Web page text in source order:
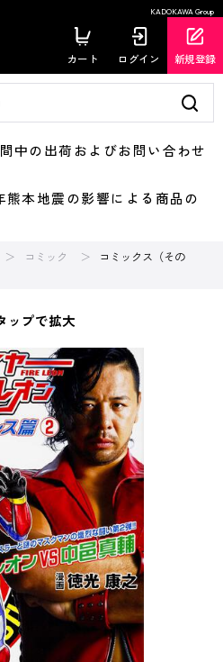
KADOKAWA Group
カート ログイン 新規登録
の出荷およびお問い合わせ
本地震の影響による商品の
コミック
コミックス（その
ップで拡大